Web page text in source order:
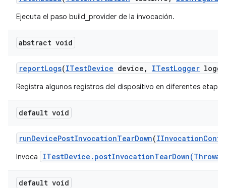
Ejecuta el paso build_provider de la invocación.
abstract void
reportLogs(ITestDevice device , ITestLogger
Registra algunos registros del dispositivo en diferentes
default void
runDevicePostInvocationTearDown(IInvocation
Invoca
default void